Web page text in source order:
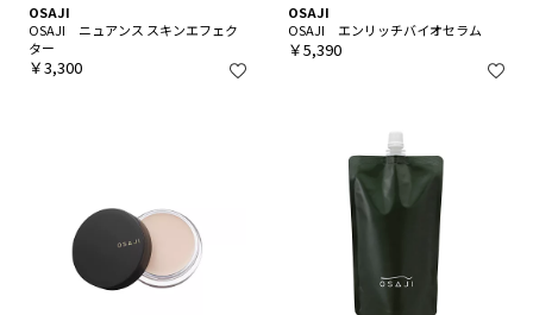
OSAJI
OSAJI ニュアンス スキンエフェク
ター
￥3,300
OSAJI
OSAJI エンリッチバイオセラム
￥5,390